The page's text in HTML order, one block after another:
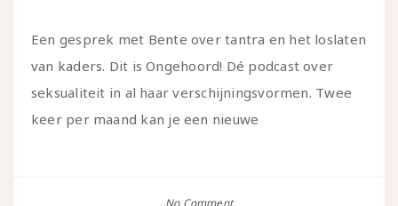
Een gesprek met Bente over tantra en het loslaten
van kaders. Dit is Ongehoord! Dé podcast over
seksualiteit in al haar verschijningsvormen. Twee
keer per maand kan je een nieuwe
No Comment